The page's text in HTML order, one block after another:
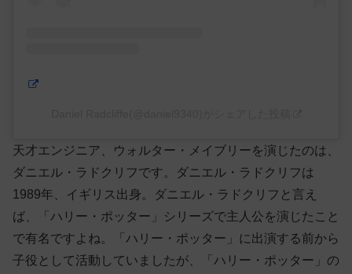
天才エンジニア、ウォルター・メイブリーを演じたのは、
ダニエル・ラドクリフです。ダニエル・ラドクリフは
1989年、イギリス出身。ダニエル・ラドクリフと言え
ば、「ハリー・ポッター」シリーズで主人公を演じたこと
で有名ですよね。「ハリー・ポッター」に出演する前から
子役として活動していましたが、「ハリー・ポッター」の